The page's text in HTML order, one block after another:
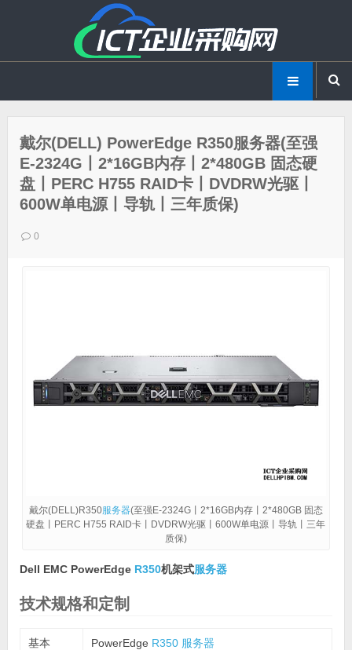
戴尔(DELL) PowerEdge R350服务器(至强
E-2324G丨2*16GB内存丨2*480GB 固态硬
盘丨PERC H755 RAID卡丨DVDRW光驱丨
600W单电源丨导轨丨三年质保)
0
戴尔(DELL)R350服务器(至强E-2324G丨2*16GB内存丨2*480GB 固态
硬盘丨PERC H755 RAID卡丨DVDRW光驱丨600W单电源丨导轨丨三年
质保)
Dell EMC PowerEdge R350机架式服务器
技术规格和定制
基本 PowerEdge R350 服务器